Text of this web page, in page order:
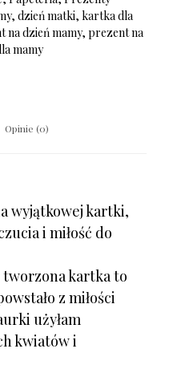
,dzień matki,kartka dla
na dzień mamy,prezent na
mamy
Opinie (0)
wyjątkowej kartki,
i miłość do
tworzona kartka to
z miłości
użyłam
kwiatów i